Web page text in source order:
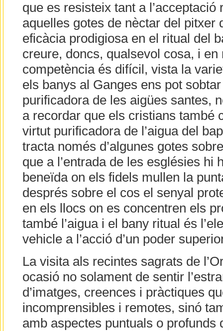
que es resisteix tant a
aquelles gotes de nèctar del pitxer
eficàcia prodigiosa en el ritual del
creure, doncs, qualsevol cosa, i
competència és difícil, vista la
els banys al Ganges ens pot
purificadora de les aigües santes,
a recordar que els cristians també
virtut purificadora de l’aigua del
tracta només d’algunes gotes
que a l’entrada de les esglésies hi
beneïda on els fidels mullen la
després sobre el cos el senyal
en els llocs on es concentren els
també l’aigua i el bany ritual és
vehicle a l’acció d’un poder
La visita als recintes sagrats de
ocasió no solament de sentir
d’imatges, creences i pràctiques
incomprensibles i remotes, sinó
amb aspectes puntuals o profunds